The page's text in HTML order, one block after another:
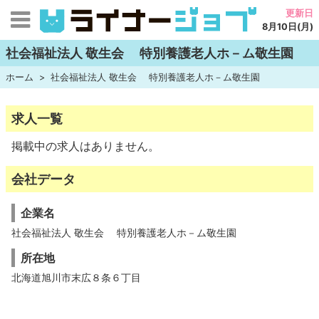
更新日
8月10日(月)
社会福祉法人 敬生会 特別養護老人ホ－ム敬生園
ホーム 社会福祉法人 敬生会 特別養護老人ホ－ム敬生園
求人一覧
掲載中の求人はありません。
会社データ
企業名
社会福祉法人 敬生会 特別養護老人ホ－ム敬生園
所在地
北海道旭川市末広８条６丁目